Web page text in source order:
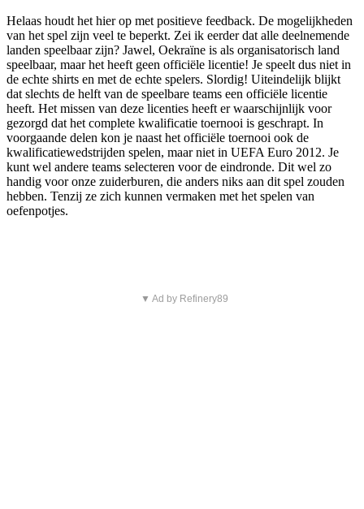
Helaas houdt het hier op met positieve feedback. De mogelijkheden
van het spel zijn veel te beperkt. Zei ik eerder dat alle deelnemende
landen speelbaar zijn? Jawel, Oekraïne is als organisatorisch land
speelbaar, maar het heeft geen officiële licentie! Je speelt dus niet in
de echte shirts en met de echte spelers. Slordig! Uiteindelijk blijkt
dat slechts de helft van de speelbare teams een officiële licentie
heeft. Het missen van deze licenties heeft er waarschijnlijk voor
gezorgd dat het complete kwalificatie toernooi is geschrapt. In
voorgaande delen kon je naast het officiële toernooi ook de
kwalificatiewedstrijden spelen, maar niet in UEFA Euro 2012. Je
kunt wel andere teams selecteren voor de eindronde. Dit wel zo
handig voor onze zuiderburen, die anders niks aan dit spel zouden
hebben. Tenzij ze zich kunnen vermaken met het spelen van
oefenpotjes.
▼ Ad by Refinery89